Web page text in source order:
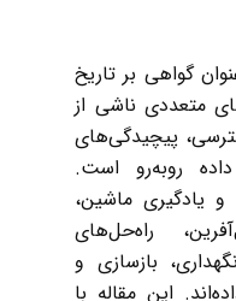
گواهی بر تاریخ
ناشی از
پیچیدگی‌های
روبه‌رو است.
ماشین،
راه‌حل‌های
بازسازی و
این مقاله با